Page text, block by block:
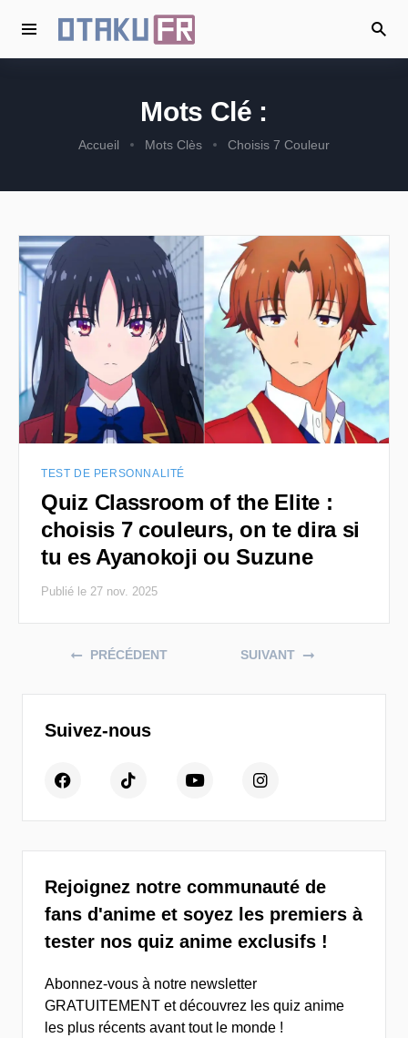
Mots Clé :
Accueil Mots Clès Choisis 7 Couleur
TEST DE PERSONNALITÉ
Quiz Classroom of the Elite :
choisis 7 couleurs, on te dira si
tu es Ayanokoji ou Suzune
Publié le 27 nov. 2025
Posts navigation
PRÉCÉDENT SUIVANT
Suivez-nous
Rejoignez notre communauté de
fans d'anime et soyez les premiers à
tester nos quiz anime exclusifs !
Abonnez-vous à notre newsletter
GRATUITEMENT et découvrez les quiz anime
les plus récents avant tout le monde !